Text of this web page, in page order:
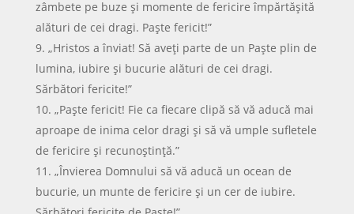
zâmbete pe buze și momente de fericire împărtășită
alături de cei dragi. Paște fericit!”
„Hristos a înviat! Să aveți parte de un Paște plin de
lumina, iubire și bucurie alături de cei dragi.
Sărbători fericite!”
„Paște fericit! Fie ca fiecare clipă să vă aducă mai
aproape de inima celor dragi și să vă umple sufletele
de fericire și recunoștință.”
„Învierea Domnului să vă aducă un ocean de
bucurie, un munte de fericire și un cer de iubire.